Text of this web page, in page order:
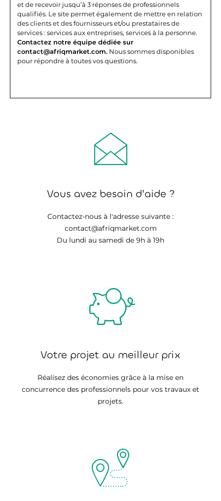
et de recevoir jusqu’à 3 réponses de professionnels
qualifiés. Le site permet également de mettre en relation
des clients et des fournisseurs et/ou prestataires de
services : services aux entreprises, services à la personne.
Contactez notre équipe dédiée sur
contact@afriqmarket.com. Nous sommes disponibles
pour répondre à toutes vos questions.
Vous avez besoin d'aide ?
Contactez-nous à l'adresse suivante :
contact@afriqmarket.com
Du lundi au samedi de 9h à 19h
Votre projet au meilleur prix
Réalisez des économies grâce à la mise en
concurrence des professionnels pour vos travaux et
projets.